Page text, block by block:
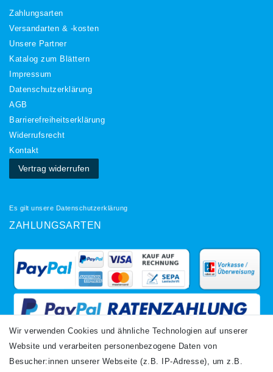
Zahlungsarten
Versandarten & -kosten
Unsere Partner
Katalog zum Blättern
Impressum
Daten­schutz­erklärung
AGB
Barrierefreiheitserklärung
Widerrufs­recht
Kontakt
Vertrag widerrufen
Es gilt unsere Datenschutzerklärung
ZAHLUNGSARTEN
VERSANDARTEN
Wir verwenden Cookies und ähnliche Technologien auf unserer
Website und verarbeiten personenbezogene Daten von
Besucher:innen unserer Webseite (z.B. IP-Adresse), um z.B.